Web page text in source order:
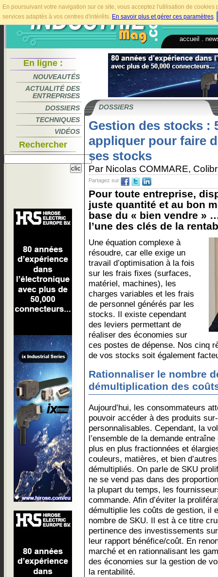
En poursuivant votre navigation sur ce site, vous acceptez l'utilisation de
services adaptés à vos centres d'intérêts. En savoir plus et gérer ces paramètres.
accueil
En ligne :
NOUVEAUTÉS
ACTUALITÉ DES
ENTREPRISES
DOSSIERS
TECHNIQUES
VIDÉOS
Rechercher
DOSSIERS
Gestion des stocks :
appliquer pour faire
ses stocks
Par Nicolas COMMARE,
Partagez sur
Pour toute entreprise,
juste quantité et au bon
base du « bien vendre »
l’une des clés de la
Une équation complexe à
résoudre, car elle exige un
travail d’optimisation à la fois
sur les frais fixes (surfaces,
matériel, machines), les
charges variables et les frais
de personnel générés par les
stocks. Il existe cependant
des leviers permettant de
réaliser des économies sur
ces postes de dépense. Nos cinq
de vos stocks soit également
Rationnaliser le nombre
démultiplication des
Aujourd’hui, les consommateurs
pouvoir accéder à des produits
personnalisables. Cependant, la
l’ensemble de la demande
plus en plus fractionnées et
couleurs, matières, et bien
démultipliés. On parle de SKU
ne se vend pas dans des
la plupart du temps, les
commande. Afin d’éviter la
démultiplie les coûts de gestion, il
nombre de SKU. Il est à ce titre
pertinence des investissements
leur rapport bénéfice/coût. En
marché et en rationnalisant les
des économies sur la gestion de
la rentabilité.